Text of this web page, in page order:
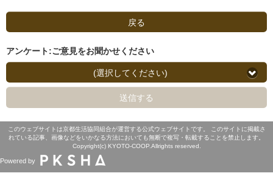
戻る
アンケート:ご意見をお聞かせください
(選択してください)
送信する
このウェブサイトは京都生活協同組合が運営する公式ウェブサイトです。 このサイトに掲載さ
れている記事、画像などをいかなる方法においても無断で複写・転載することを禁止します。
Copyright(c) KYOTO-COOP.Allrights reserved.
Powered by